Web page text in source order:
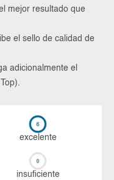
mejor resultado que
el sello de calidad de
adicionalmente el
ex­ce­len­te
in­su­fi­cien­te